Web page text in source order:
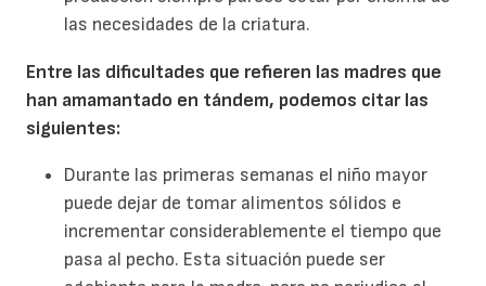
las necesidades de la criatura.
Entre las dificultades que refieren las madres que
han amamantado en tándem, podemos citar las
siguientes:
Durante las primeras semanas el niño mayor
puede dejar de tomar alimentos sólidos e
incrementar considerablemente el tiempo que
pasa al pecho. Esta situación puede ser